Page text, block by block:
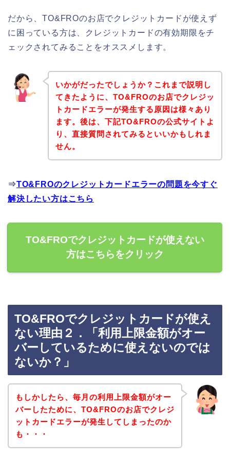
だから、TO&FROのお店でクレジットカードが使えず
に困っている方は、クレジットカードの有効期限をチ
ェックされてみることをオススメします。
いかがだったでしょうか？これまで説明し
てきたように、TO&FROのお店でクレジッ
トカードエラーが発生する原因は様々あり
ます。後は、下記TO&FROの公式サイトよ
り、直接質問されてみるといいかもしれま
せん。
⇒TO&FROのクレジットカードエラーの問題を今すぐ
解決したい方はこちら
TO&FROでクレジットカードが使えない
方はこちらをクリック
TO&FROでクレジットカードが使え
ない理由２．「利用上限金額がオー
バーしているために使えないのでは
ないか？」
もしかしたら、毎月の利用上限金額がオー
バーしたために、TO&FROのお店でクレジ
ットカードエラーが発生してしまったのか
も・・・